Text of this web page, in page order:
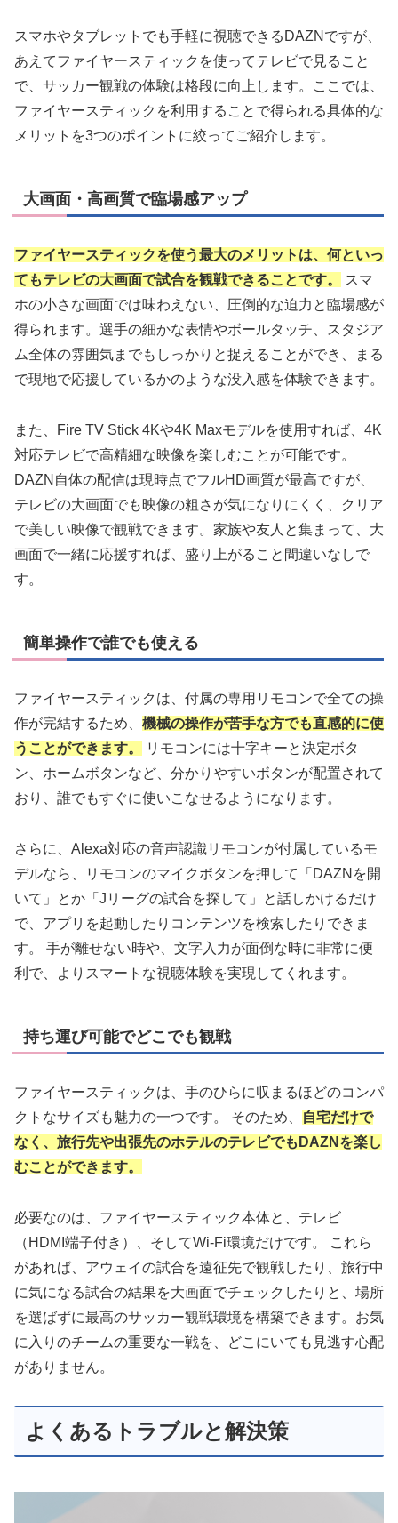
スマホやタブレットでも手軽に視聴できるDAZNですが、
あえてファイヤースティックを使ってテレビで見ること
で、サッカー観戦の体験は格段に向上します。ここでは、
ファイヤースティックを利用することで得られる具体的な
メリットを3つのポイントに絞ってご紹介します。
大画面・高画質で臨場感アップ
ファイヤースティックを使う最大のメリットは、何といっ
てもテレビの大画面で試合を観戦できることです。
スマ
ホの小さな画面では味わえない、圧倒的な迫力と臨場感が
得られます。選手の細かな表情やボールタッチ、スタジア
ム全体の雰囲気までもしっかりと捉えることができ、まる
で現地で応援しているかのような没入感を体験できます。
また、Fire TV Stick 4Kや4K Maxモデルを使用すれば、4K
対応テレビで高精細な映像を楽しむことが可能です。
DAZN自体の配信は現時点でフルHD画質が最高ですが、
テレビの大画面でも映像の粗さが気になりにくく、クリア
で美しい映像で観戦できます。家族や友人と集まって、大
画面で一緒に応援すれば、盛り上がること間違いなしで
す。
簡単操作で誰でも使える
ファイヤースティックは、付属の専用リモコンで全ての操
作が完結するため、 機械の操作が苦手な方でも直感的に使
うことができます。
リモコンには十字キーと決定ボタ
ン、ホームボタンなど、分かりやすいボタンが配置されて
おり、誰でもすぐに使いこなせるようになります。
さらに、Alexa対応の音声認識リモコンが付属しているモ
デルなら、リモコンのマイクボタンを押して「DAZNを開
いて」とか「Jリーグの試合を探して」と話しかけるだけ
で、アプリを起動したりコンテンツを検索したりできま
す。 手が離せない時や、文字入力が面倒な時に非常に便
利で、よりスマートな視聴体験を実現してくれます。
持ち運び可能でどこでも観戦
ファイヤースティックは、手のひらに収まるほどのコンパ
クトなサイズも魅力の一つです。 そのため、
自宅だけで
なく、旅行先や出張先のホテルのテレビでもDAZNを楽し
むことができます。
必要なのは、ファイヤースティック本体と、テレビ
（HDMI端子付き）、そしてWi-Fi環境だけです。 これら
があれば、アウェイの試合を遠征先で観戦したり、旅行中
に気になる試合の結果を大画面でチェックしたりと、場所
を選ばずに最高のサッカー観戦環境を構築できます。お気
に入りのチームの重要な一戦を、どこにいても見逃す心配
がありません。
よくあるトラブルと解決策